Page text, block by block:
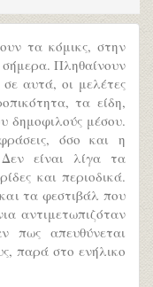
τα κόμικς, στην
Πληθαίνουν
σε αυτά, οι μελέτες
τα είδη,
δημοφιλούς μέσου.
όσο και η
είναι λίγα τα
και περιοδικά.
τα φεστιβάλ που
αντιμετωπιζόταν
πως απευθύνεται
παρά στο ενήλικο